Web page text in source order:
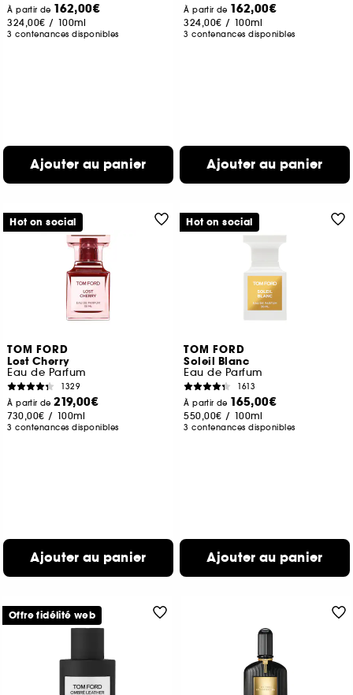
À partir de 162,00€
324,00€ / 100ml
3 contenances disponibles
Ajouter au panier
À partir de 162,00€
324,00€ / 100ml
3 contenances disponibles
Ajouter au panier
TOM FORD
Lost Cherry
Eau de Parfum
1329
À partir de219,00€
730,00€ / 100ml
3 contenances disponibles
Ajouter au panier
Hot on social
TOM FORD
Soleil Blanc
Eau de Parfum
1613
À partir de 165,00€
550,00€ / 100ml
3 contenances disponibles
Ajouter au panier
Hot on social
Offre fidélité web